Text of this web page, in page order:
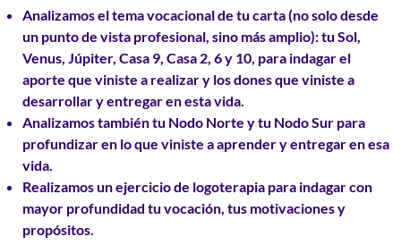
Analizamos eltema vocacionalde tu carta (no solo desde
un punto de vista profesional, sino más amplio): tu Sol,
Venus, Júpiter, Casa 9, Casa 2, 6 y 10, para indagar el
aporte que viniste a realizar y los dones que viniste a
desarrollar y entregar en esta vida.
Analizamos también tu Nodo Norte y tu Nodo Sur para
profundizar en lo que viniste a aprender y entregar en esa
vida.
Realizamos un ejercicio de logoterapia para indagar con
mayor profundidad tu vocación, tus motivaciones y
propósitos.